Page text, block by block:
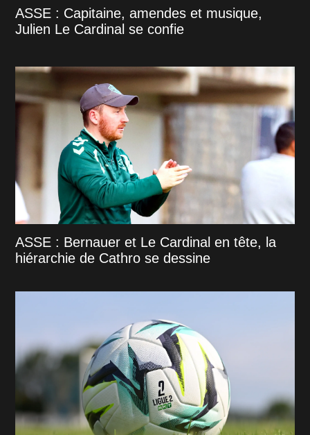
ASSE : Capitaine, amendes et musique,
Julien Le Cardinal se confie
ASSE : Bernauer et Le Cardinal en tête, la
hiérarchie de Cathro se dessine